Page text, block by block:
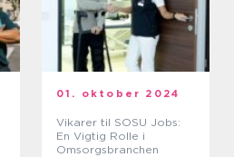
01. oktober 2024
Vikarer til SOSU Jobs:
En Vigtig Rolle i
Omsorgsbranchen